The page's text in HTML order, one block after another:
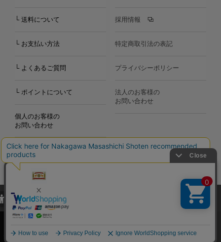
└ 送料について
└ お支払い方法
└ よくあるご質問
└ ポイントについて
個人のお客様の
お問い合わせ
採用情報
特定商取引法の表記
プライバシーポリシー
法人のお客様の
お問い合わせ
Copyright©2000-2026
Nakagawa Masashichi Shoten All Rights Reserved.
当サイトでは、当サイト内における閲覧履歴・属性情報などの取得およ
び利便性向上のためにクッキー（Cookie）を使用いたします。詳細に
関しては「プライバシーポリシー
承諾する